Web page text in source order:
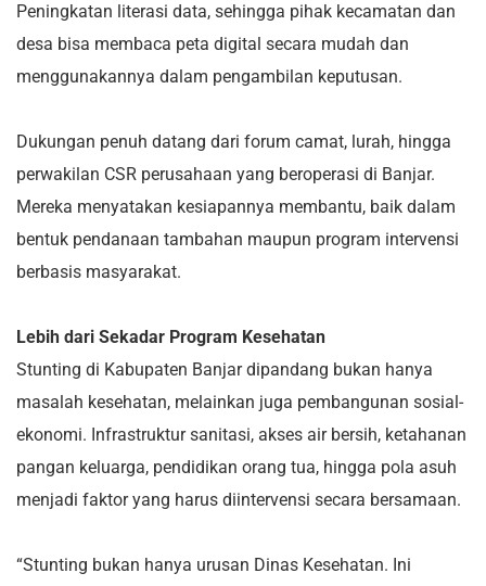
Peningkatan literasi data, sehingga pihak kecamatan dan
desa bisa membaca peta digital secara mudah dan
menggunakannya dalam pengambilan keputusan.
Dukungan penuh datang dari forum camat, lurah, hingga
perwakilan CSR perusahaan yang beroperasi di Banjar.
Mereka menyatakan kesiapannya membantu, baik dalam
bentuk pendanaan tambahan maupun program intervensi
berbasis masyarakat.
Lebih dari Sekadar Program Kesehatan
Stunting di Kabupaten Banjar dipandang bukan hanya
masalah kesehatan, melainkan juga pembangunan sosial-
ekonomi. Infrastruktur sanitasi, akses air bersih, ketahanan
pangan keluarga, pendidikan orang tua, hingga pola asuh
menjadi faktor yang harus diintervensi secara bersamaan.
“Stunting bukan hanya urusan Dinas Kesehatan. Ini